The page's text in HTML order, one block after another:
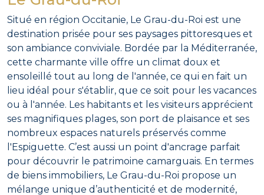
Situé en région Occitanie, Le Grau-du-Roi est une
destination prisée pour ses paysages pittoresques et
son ambiance conviviale. Bordée par la Méditerranée,
cette charmante ville offre un climat doux et
ensoleillé tout au long de l'année, ce qui en fait un
lieu idéal pour s'établir, que ce soit pour les vacances
ou à l'année. Les habitants et les visiteurs apprécient
ses magnifiques plages, son port de plaisance et ses
nombreux espaces naturels préservés comme
l'Espiguette. C’est aussi un point d'ancrage parfait
pour découvrir le patrimoine camarguais. En termes
de biens immobiliers, Le Grau-du-Roi propose un
mélange unique d’authenticité et de modernité,